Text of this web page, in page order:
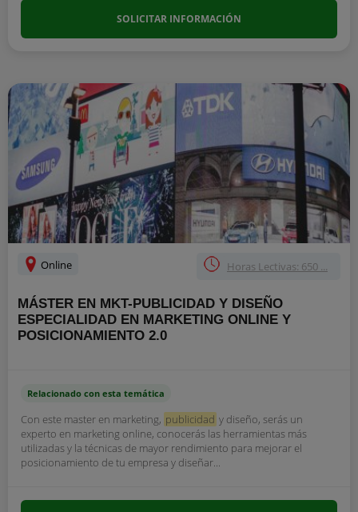
SOLICITAR INFORMACIÓN
Online Horas Lectivas: 650 ...
MÁSTER EN MKT-PUBLICIDAD Y DISEÑO
ESPECIALIDAD EN MARKETING ONLINE Y
POSICIONAMIENTO 2.0
Relacionado con esta temática
Con este master en marketing, publicidad y diseño, serás un
experto en marketing online, conocerás las herramientas más
utilizadas y la técnicas de mayor rendimiento para mejorar el
posicionamiento de tu empresa y diseñar...